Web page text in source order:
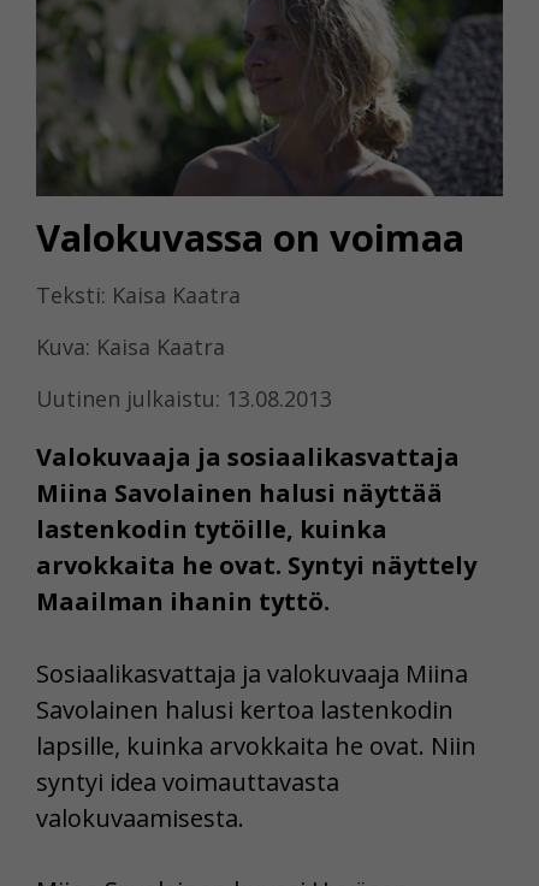
Valokuvassa on voimaa
Teksti: Kaisa Kaatra
Kuva: Kaisa Kaatra
Uutinen julkaistu: 13.08.2013
Valokuvaaja ja sosiaalikasvattaja
Miina Savolainen halusi näyttää
lastenkodin tytöille, kuinka
arvokkaita he ovat. Syntyi näyttely
Maailman ihanin tyttö.
Sosiaalikasvattaja ja valokuvaaja Miina
Savolainen halusi kertoa lastenkodin
lapsille, kuinka arvokkaita he ovat. Niin
syntyi idea voimauttavasta
valokuvaamisesta.